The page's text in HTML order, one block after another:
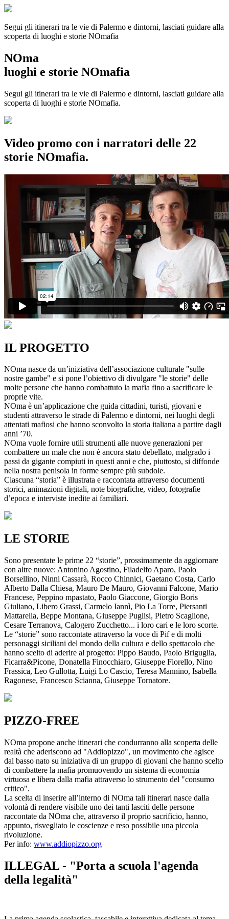
Segui gli itinerari tra le vie di Palermo e dintorni, lasciati guidare alla
scoperta di luoghi e storie NOmafia
NOma
luoghi e storie NOmafia
Segui gli itinerari tra le vie di Palermo e dintorni, lasciati guidare alla
scoperta di luoghi e storie NOmafia.
Video promo con i narratori delle 22
storie NOmafia.
IL PROGETTO
NOma nasce da un’iniziativa dell’associazione culturale "sulle
nostre gambe" e si pone l’obiettivo di divulgare "le storie" delle
molte persone che hanno combattuto la mafia fino a sacrificare le
proprie vite.
NOma è un’applicazione che guida cittadini, turisti, giovani e
studenti attraverso le strade di Palermo e dintorni, nei luoghi degli
attentati mafiosi che hanno sconvolto la storia italiana a partire dagli
anni ’70.
NOma vuole fornire utili strumenti alle nuove generazioni per
combattere un male che non è ancora stato debellato, malgrado i
passi da gigante compiuti in questi anni e che, piuttosto, si diffonde
nella nostra penisola in forme sempre più subdole.
Ciascuna “storia” è illustrata e raccontata attraverso documenti
storici, animazioni digitali, note biografiche, video, fotografie
d’epoca e interviste inedite ai familiari.
LE STORIE
Sono presentate le prime 22 “storie”, prossimamente da aggiornare
con altre nuove: Antonino Agostino, Filadelfo Aparo, Paolo
Borsellino, Ninni Cassarà, Rocco Chinnici, Gaetano Costa, Carlo
Alberto Dalla Chiesa, Mauro De Mauro, Giovanni Falcone, Mario
Francese, Peppino mpastato, Paolo Giaccone, Giorgio Boris
Giuliano, Libero Grassi, Carmelo Iannì, Pio La Torre, Piersanti
Mattarella, Beppe Montana, Giuseppe Puglisi, Pietro Scaglione,
Cesare Terranova, Calogero Zucchetto... i loro cari e le loro scorte.
Le “storie” sono raccontate attraverso la voce di Pif e di molti
personaggi siciliani del mondo della cultura e dello spettacolo che
hanno scelto di aderire al progetto: Pippo Baudo, Paolo Briguglia,
Ficarra&Picone, Donatella Finocchiaro, Giuseppe Fiorello, Nino
Frassica, Leo Gullotta, Luigi Lo Cascio, Teresa Mannino, Isabella
Ragonese, Francesco Scianna, Giuseppe Tornatore.
PIZZO-FREE
NOma propone anche itinerari che condurranno alla scoperta delle
realtà che aderiscono ad "Addiopizzo", un movimento che agisce
dal basso nato su iniziativa di un gruppo di giovani che hanno scelto
di combattere la mafia promuovendo un sistema di economia
virtuosa e libera dalla mafia attraverso lo strumento del "consumo
critico".
La scelta di inserire all’interno di NOma tali itinerari nasce dalla
volontà di rendere visibile uno dei tanti lasciti delle persone
raccontate da NOma che, attraverso il proprio sacrificio, hanno,
appunto, risvegliato le coscienze e reso possibile una piccola
rivoluzione.
Per info: www.addiopizzo.org
ILLEGAL - "Porta a scuola l'agenda
della legalità"